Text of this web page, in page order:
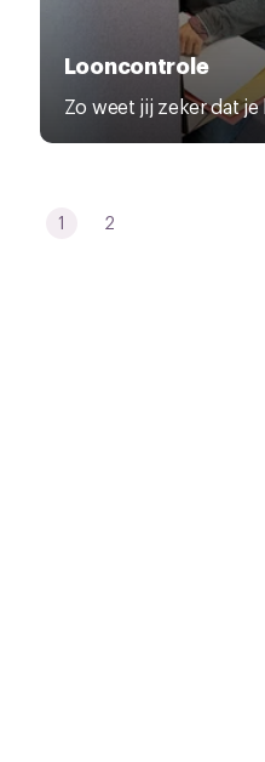
Looncontrole
Zo weet jij zeker dat
1 2